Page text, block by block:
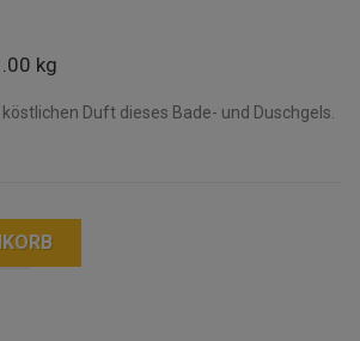
kg
Duft dieses Bade- und Duschgels.